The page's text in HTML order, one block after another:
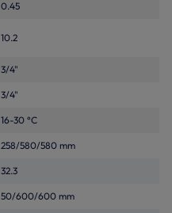
0.45
10.2
3/4"
3/4"
16-30 °C
258/580/580 mm
32.3
50/600/600 mm